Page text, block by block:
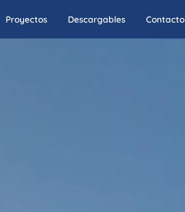
Proyectos Descargables Contacto